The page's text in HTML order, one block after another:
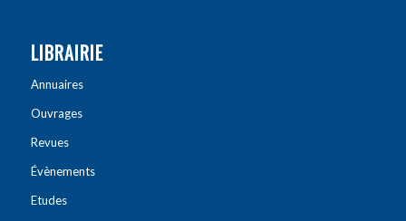
LIBRAIRIE
Annuaires
Ouvrages
Revues
Évènements
Etudes